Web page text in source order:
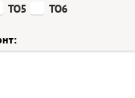
ТО5 ТО6